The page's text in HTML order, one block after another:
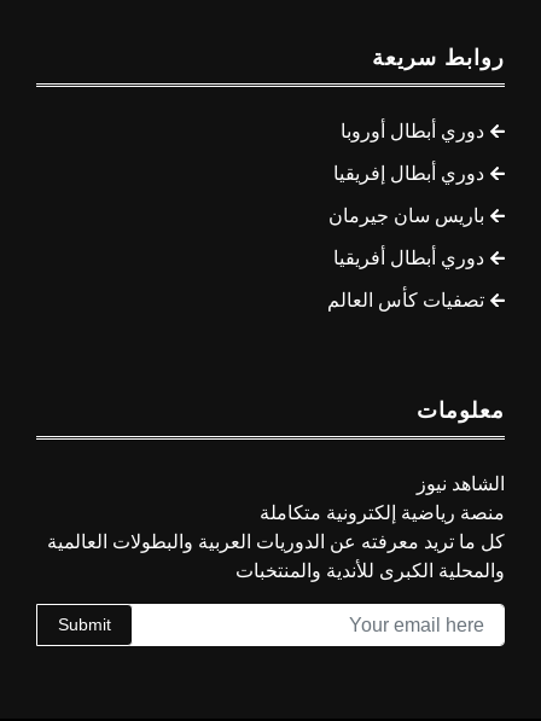
روابط سريعة
دوري أبطال أوروبا
دوري أبطال إفريقيا
باريس سان جيرمان
دوري أبطال أفريقيا
تصفيات كأس العالم
معلومات
الشاهد نيوز
منصة رياضية إلكترونية متكاملة
كل ما تريد معرفته عن الدوريات العربية والبطولات العالمية
والمحلية الكبرى للأندية والمنتخبات
Submit